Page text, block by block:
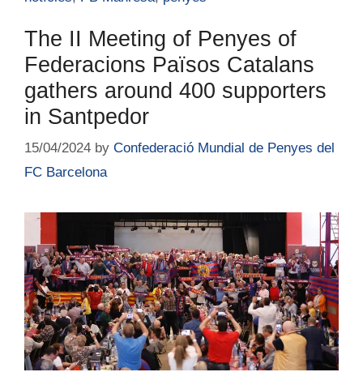
The II Meeting of Penyes of
Federacions Països Catalans
gathers around 400 supporters
in Santpedor
15/04/2024 by Confederació Mundial de Penyes del
FC Barcelona